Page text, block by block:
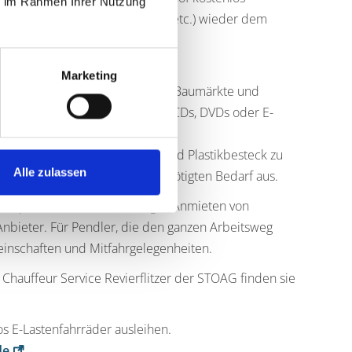
Marketing
Alle zulassen
Wertstoffe (seltene Erden etc.) wieder dem
nur ein einziges Mal. Viele Baumärkte und
können Bücher, CDs, DVDs oder E-
statt Einmalgeschirr und Plastikbesteck zu
oder Verwandten den benötigten Bedarf aus.
an. Auch kurzzeitiges Anmieten von
Für Pendler, die den ganzen Arbeitsweg
und Mitfahrgelegenheiten.
Service Revierflitzer der STOAG finden sie
E-Lastenfahrräder ausleihen.